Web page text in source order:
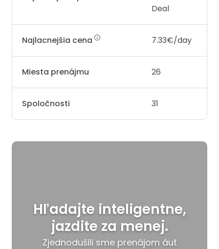
Deal
Najlacnejšia cena 7.33€/day
Miesta prenájmu 26
Spoločnosti 31
Hľadajte inteligentne,
jazdite za menej.
Zjednodušili sme prenájom áut